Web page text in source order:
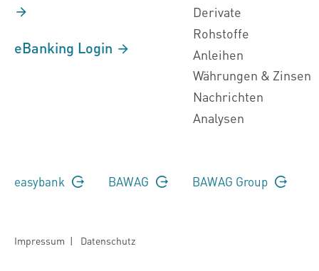
eBanking Login
Derivate
Rohstoffe
Anleihen
Währungen & Zinsen
Nachrichten
Analysen
easybank BAWAG BAWAG Group
Impressum | Datenschutz